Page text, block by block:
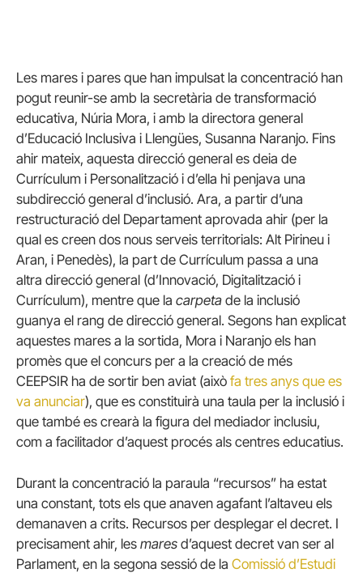
Les mares i pares que han impulsat la concentració han
pogut reunir-se amb la secretària de transformació
educativa, Núria Mora, i amb la directora general
d’Educació Inclusiva i Llengües, Susanna Naranjo. Fins
ahir mateix, aquesta direcció general es deia de
Currículum i Personalització i d’ella hi penjava una
subdirecció general d’inclusió. Ara, a partir d’una
restructuració del Departament aprovada ahir (per la
qual es creen dos nous serveis territorials: Alt Pirineu i
Aran, i Penedès), la part de Currículum passa a una
altra direcció general (d’Innovació, Digitalització i
Currículum), mentre que la carpeta de la inclusió
guanya el rang de direcció general. Segons han explicat
aquestes mares a la sortida, Mora i Naranjo els han
promès que el concurs per a la creació de més
CEEPSIR ha de sortir ben aviat (això fa tres anys que es
va anunciar), que es constituirà una taula per la inclusió i
que també es crearà la figura del mediador inclusiu,
com a facilitador d’aquest procés als centres educatius.
Durant la concentració la paraula “recursos” ha estat
una constant, tots els que anaven agafant l’altaveu els
demanaven a crits. Recursos per desplegar el decret. I
precisament ahir, les mares d’aquest decret van ser al
Parlament, en la segona sessió de la Comissió d’Estudi